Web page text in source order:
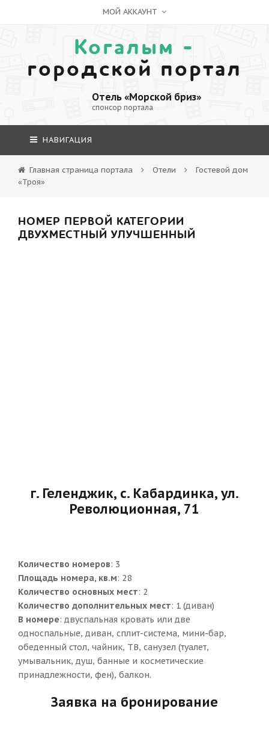
МОЙ АККАУНТ
Когалым -
городской портал
Отель «Морской бриз»
спонсор портала
НАВИГАЦИЯ
Главная страница портала Отели
Гостевой дом
«Троя»
НОМЕР ПЕРВОЙ КАТЕГОРИИ
ДВУХМЕСТНЫЙ УЛУЧШЕННЫЙ
г. Геленджик, с. Кабардинка, ул.
Революционная, 71
Количество номеров: 3
Площадь номера, кв.м: 28
Количество основных мест: 2
Количество дополнительных мест: 1 (диван)
В номере: двуспальная кровать или две
односпальные, диван, сплит-система, мини-бар,
обеденный стол, чайник, ТВ, санузел (туалет,
умывальник, душ, банные и косметические
принадлежности, фен), балкон.
Заявка на бронирование